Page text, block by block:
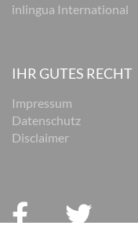
inlingua International
IHR GUTES RECHT
Impressum
Datenschutz
Disclaimer